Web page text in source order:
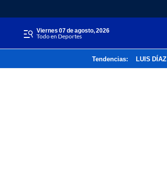
viernes 07 de agosto, 2026
Todo en Deportes
Tendencias: LUIS DÍAZ